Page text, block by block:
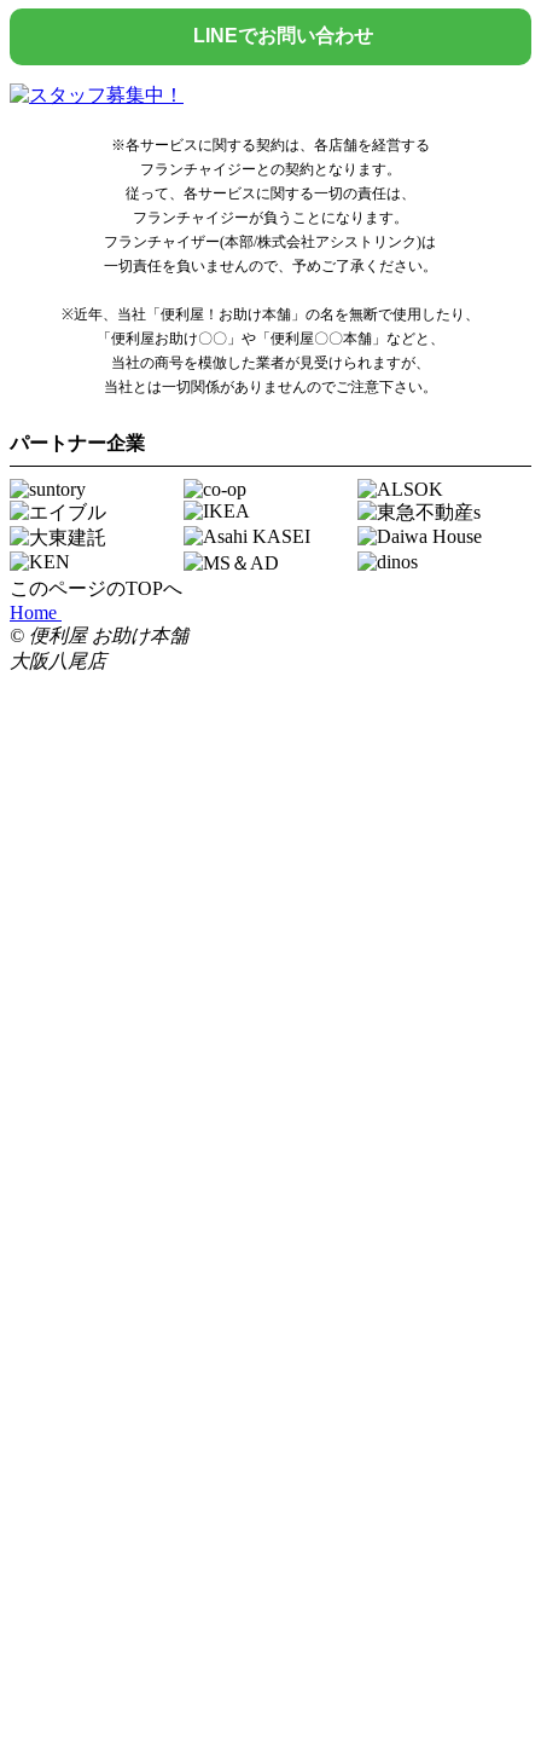
LINEでお問い合わせ
※各サービスに関する契約は、各店舗を経営する
フランチャイジーとの契約となります。
従って、各サービスに関する一切の責任は、
フランチャイジーが負うことになります。
フランチャイザー(本部/株式会社アシストリンク)は
一切責任を負いませんので、予めご了承ください。
※近年、当社「便利屋！お助け本舗」の名を無断で使用したり、
「便利屋お助け〇〇」や「便利屋〇〇本舗」などと、
当社の商号を模倣した業者が見受けられますが、
当社とは一切関係がありませんのでご注意下さい。
パートナー企業
このページのTOPへ
Home
© 便利屋 お助け本舗
大阪八尾店